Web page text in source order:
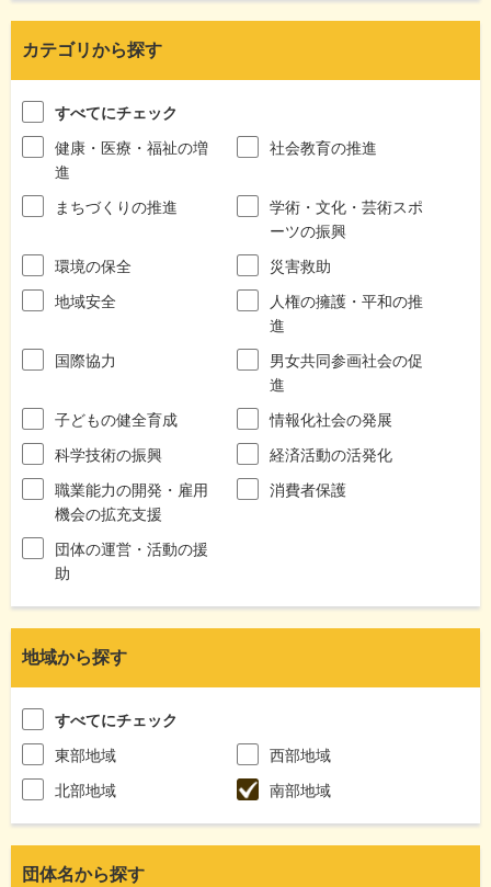
カテゴリから探す
すべてにチェック
健康・医療・福祉の増
進
社会教育の推進
まちづくりの推進
学術・文化・芸術スポ
ーツの振興
環境の保全
災害救助
地域安全
人権の擁護・平和の推
進
国際協力
男女共同参画社会の促
進
子どもの健全育成
情報化社会の発展
科学技術の振興
経済活動の活発化
職業能力の開発・雇用
機会の拡充支援
消費者保護
団体の運営・活動の援
助
地域から探す
すべてにチェック
東部地域
西部地域
北部地域
南部地域
団体名から探す